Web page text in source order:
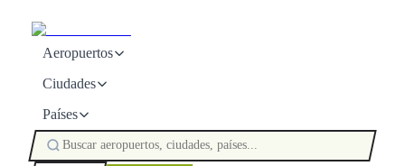
Aeropuertos
Ciudades
Países